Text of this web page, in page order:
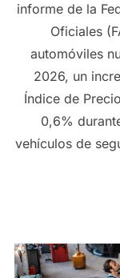
informe de la
Oficiales
automóviles
2026, un
Índice de
0,6%
vehículos de